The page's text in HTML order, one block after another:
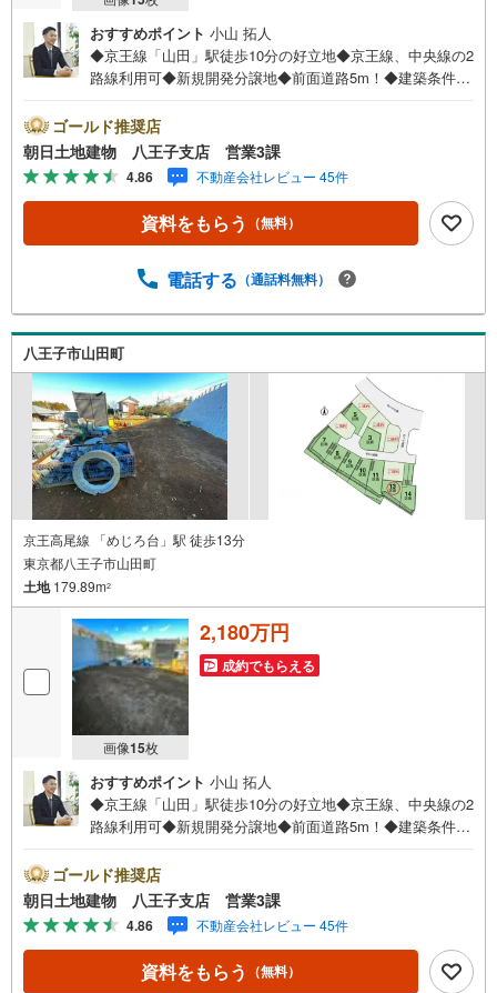
おすすめポイント 小山 拓人
◆京王線「山田」駅徒歩10分の好立地◆京王線、中央線の2
路線利用可◆新規開発分譲地◆前面道路5m！◆建築条件な
宅街◆緑豊かな住環境※バザール会場には、ベビーベッド
や キッズスペースをご用意しております。 小さなお子
様連れでも、安心してご来場ください！資料請求、住宅ロ
ーンのご相談などお気軽にお問合せください！スタッフ25
名でお客様がご覧になったことのない情報を多数ご用意し
ております。インターネット、チラシなどに掲載できない
す。 担当営業へご希望をお伝えください！■ご案内方法ご
社など、ご相談ください。ご希望があれば周辺環境、お客
様の希望に合わせた物件などもご案内をいたします。お住
まい探しは朝日土地建物（株）八王子店 営業1課にお任せ
ください！
ゴールド推奨店
朝日土地建物 八王子支店 営業3課
4.86 不動産会社レビュー 45件
資料をもらう （無料）
電話する （通話料無料）
八王子市山田町
京王高尾線 「めじろ台」駅 徒歩13分
東京都八王子市山田町
土地179.89m2
画像15枚
2,180万円
成約でもらえる
おすすめポイント 小山 拓人
◆京王線「山田」駅徒歩10分の好立地◆京王線、中央線の2
路線利用可◆新規開発分譲地◆前面道路5m！◆建築条件な
宅街◆緑豊かな住環境※バザール会場には、ベビーベッド
や キッズスペースをご用意しております。 小さなお子
様連れでも、安心してご来場ください！資料請求、住宅ロ
ーンのご相談などお気軽にお問合せください！スタッフ25
名でお客様がご覧になったことのない情報を多数ご用意し
ております。インターネット、チラシなどに掲載できない
ゴールド推奨店
朝日土地建物 八王子支店 営業3課
4.86 不動産会社レビュー 45件
資料をもらう （無料）